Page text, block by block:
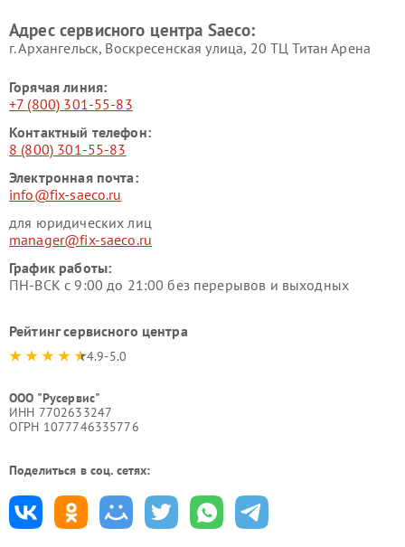
Адрес сервисного центра Saeco:
г. Архангельск, Воскресенская улица, 20 ТЦ Титан Арена
Горячая линия:
+7 (800) 301-55-83
Контактный телефон:
8 (800) 301-55-83
Электронная почта:
info@fix-saeco.ru
для юридических лиц
manager@fix-saeco.ru
График работы:
ПН-ВСК с 9:00 до 21:00 без перерывов и выходных
Рейтинг сервисного центра
4.9-5.0
ООО "Русервис"
ИНН 7702633247
ОГРН 1077746335776
Поделиться в соц. сетях: